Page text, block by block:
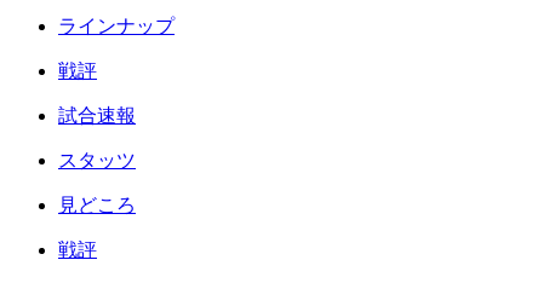
ラインナップ
戦評
試合速報
スタッツ
見どころ
戦評